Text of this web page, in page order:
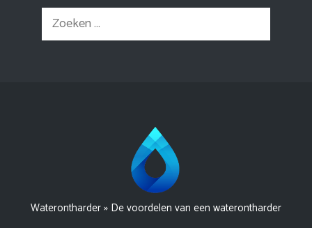
Zoek
naar:
Waterontharder» De voordelen van een waterontharder